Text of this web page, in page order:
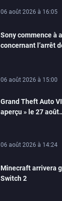
06 août 2026 à 16:05
Sony commence à
concernant l’arrêt
06 août 2026 à 15:00
Grand Theft Auto
aperçu » le 27
06 août 2026 à 14:24
Minecraft arrivera
Switch 2